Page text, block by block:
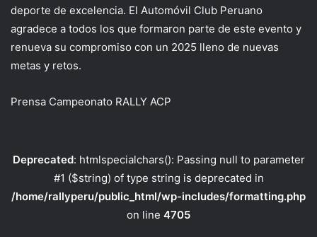
deporte de excelencia. El Automóvil Club Peruano
agradece a todos los que formaron parte de este evento y
renueva su compromiso con un 2025 lleno de nuevas
metas y retos.
Prensa Campeonato RALLY ACP
Deprecated: htmlspecialchars(): Passing null to parameter
#1 ($string) of type string is deprecated in
/home/rallyperu/public_html/wp-includes/formatting.php
on line 4705